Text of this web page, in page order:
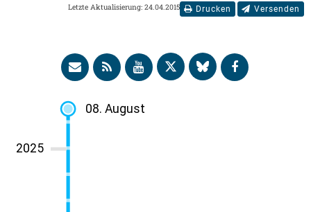
Drucken Versenden
Letzte Aktualisierung: 24.04.2015